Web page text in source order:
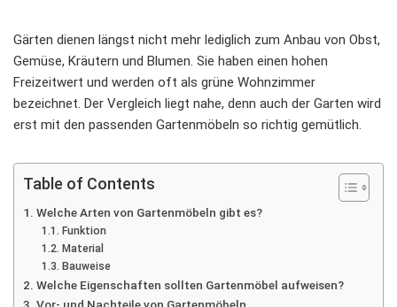
Gärten dienen längst nicht mehr lediglich zum Anbau von Obst,
Gemüse, Kräutern und Blumen. Sie haben einen hohen
Freizeitwert und werden oft als grüne Wohnzimmer
bezeichnet. Der Vergleich liegt nahe, denn auch der Garten wird
erst mit den passenden Gartenmöbeln so richtig gemütlich.
Table of Contents
Welche Arten von Gartenmöbeln gibt es?
Funktion
Material
Bauweise
Welche Eigenschaften sollten Gartenmöbel aufweisen?